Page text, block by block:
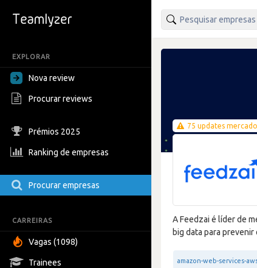
EXPLORAR
Nova review
Procurar reviews
Prémios 2025
Ranking de empresas
Procurar empresas
CARREIRAS
Vagas (1098)
Trainees
75 updates
A Feedzai é líder de
big data para
amazon-web-services-